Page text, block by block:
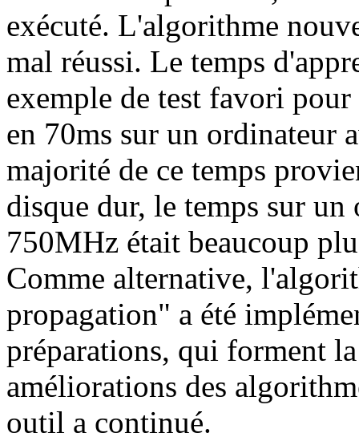
exécuté. L'algorithme
mal réussi. Le temps
exemple de test favori pour
en 70ms sur un ordinateur
majorité de ce temps
disque dur, le temps sur
750MHz était beaucoup
Comme alternative,
propagation" a été
préparations, qui forment
améliorations des
outil a continué.